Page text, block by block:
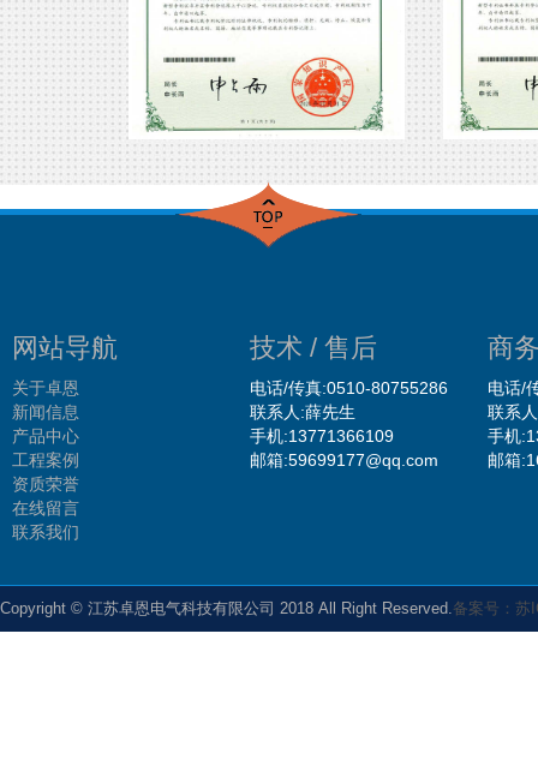
网站导航
关于卓恩
新闻信息
产品中心
工程案例
资质荣誉
在线留言
联系我们
技术 / 售后
电话/传真:0510-80755286
联系人:薛先生
手机:13771366109
邮箱:59699177@qq.com
商
电话/
联系
手机
邮箱
Copyright © 江苏卓恩电气科技有限公司 2018 All Right Reserved.备案号：苏